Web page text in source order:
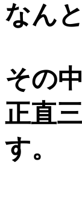
なん
その
正直
す。